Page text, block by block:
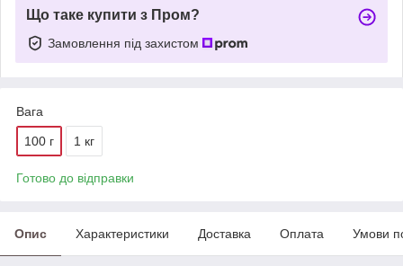
Що таке купити з Пром?
Замовлення під захистом
Вага
100 г 1 кг
Готово до відправки
Опис Характеристики Доставка Оплата Умови